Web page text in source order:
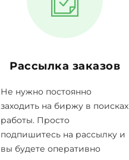
Рассылка заказов
Не нужно постоянно
заходить на биржу в поисках
работы. Просто
подпишитесь на рассылку и
вы будете оперативно